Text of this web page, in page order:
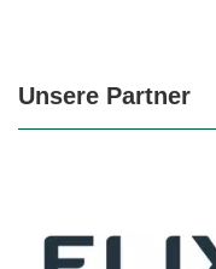
Unsere Partner